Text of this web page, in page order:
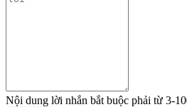
Nội dung lời nhắn bắt buộc phải từ 3-